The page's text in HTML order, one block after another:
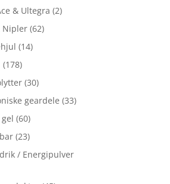
& Ultegra (2)
Nipler (62)
(14)
(178)
(30)
geardele (33)
(60)
(23)
/ Energipulver